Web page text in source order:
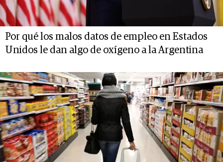
Por qué los malos datos de empleo en Estados
Unidos le dan algo de oxígeno a la Argentina